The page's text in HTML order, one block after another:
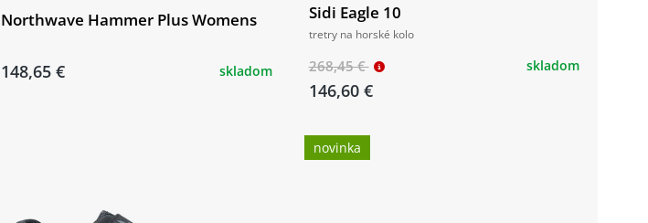
Northwave Hammer Plus Womens
148,65 € skladom
Sidi Eagle 10
tretry na horské kolo
268,45 €
146,60 €
skladom
novinka